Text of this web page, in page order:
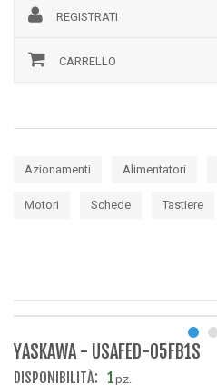
REGISTRATI
CARRELLO
Azionamenti Alimentatori
Motori Schede Tastiere
YASKAWA - USAFED-05FB1S
DISPONIBILITÀ: 1 pz.